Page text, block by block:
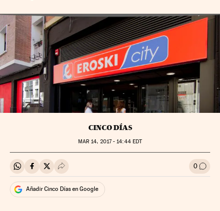
CINCO DÍAS
MAR 14, 2017 - 14:44EDT
Compartir en Whatsapp
Compartir en Facebook
Compartir en Twitter
Desplegar Redes Sociales 0 Ir a
Añadir Cinco Días en Google